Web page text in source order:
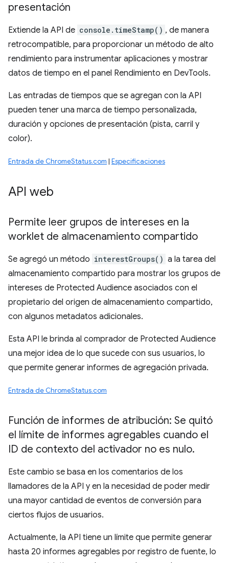
presentación
Extiende la API de console.timeStamp() , de manera
retrocompatible, para proporcionar un método de alto
rendimiento para instrumentar aplicaciones y mostrar
datos de tiempo en el panel Rendimiento en DevTools.
Las entradas de tiempos que se agregan con la API
pueden tener una marca de tiempo personalizada,
duración y opciones de presentación (pista, carril y
color).
Entrada de ChromeStatus.com | Especificaciones
API web
Permite leer grupos de intereses en la
worklet de almacenamiento compartido
Se agregó un método interestGroups() a la tarea del
almacenamiento compartido para mostrar los grupos de
intereses de Protected Audience asociados con el
propietario del origen de almacenamiento compartido,
con algunos metadatos adicionales.
Esta API le brinda al comprador de Protected Audience
una mejor idea de lo que sucede con sus usuarios, lo
que permite generar informes de agregación privada.
Entrada de ChromeStatus.com
Función de informes de atribución: Se quitó
el límite de informes agregables cuando el
ID de contexto del activador no es nulo.
Este cambio se basa en los comentarios de los
llamadores de la API y en la necesidad de poder medir
una mayor cantidad de eventos de conversión para
ciertos flujos de usuarios.
Actualmente, la API tiene un límite que permite generar
hasta 20 informes agregables por registro de fuente, lo